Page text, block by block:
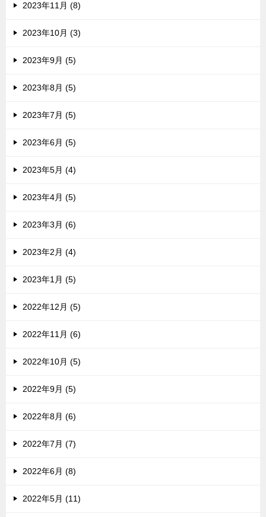
2023年11月 (8)
2023年10月 (3)
2023年9月 (5)
2023年8月 (5)
2023年7月 (5)
2023年6月 (5)
2023年5月 (4)
2023年4月 (5)
2023年3月 (6)
2023年2月 (4)
2023年1月 (5)
2022年12月 (5)
2022年11月 (6)
2022年10月 (5)
2022年9月 (5)
2022年8月 (6)
2022年7月 (7)
2022年6月 (8)
2022年5月 (11)